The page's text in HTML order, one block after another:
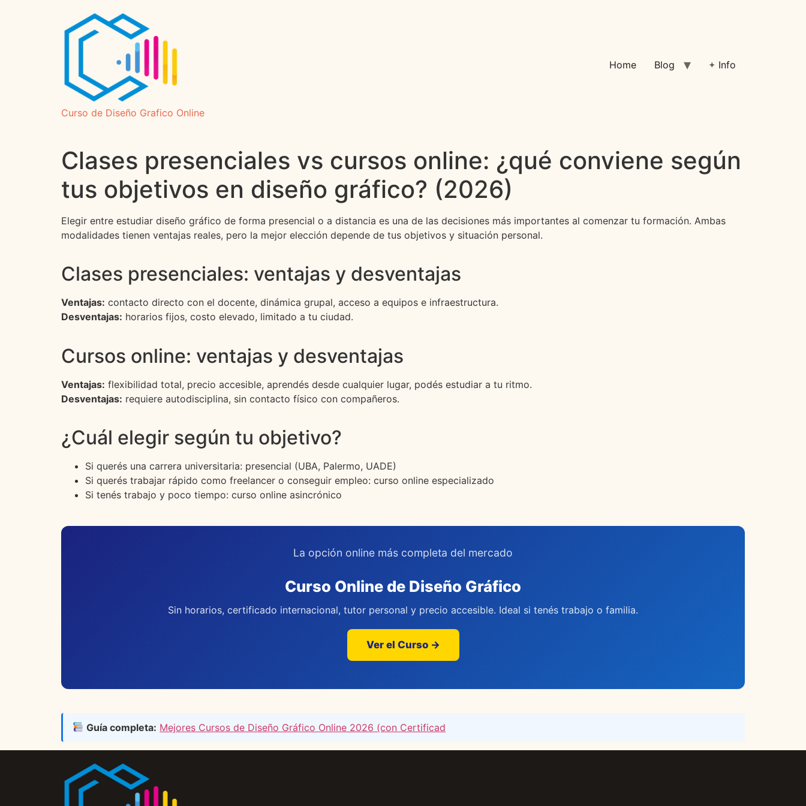
Curso de Diseño Grafico Online
Home Blog + Info
Clases presenciales vs cursos online: ¿qué conviene según
tus objetivos en diseño gráfico? (2026)
Elegir entre estudiar diseño gráfico de forma presencial o a distancia es una de las decisiones más importantes al comenzar tu formación. Ambas
modalidades tienen ventajas reales, pero la mejor elección depende de tus objetivos y situación personal.
Clases presenciales: ventajas y desventajas
Ventajas: contacto directo con el docente, dinámica grupal, acceso a equipos e infraestructura.
Desventajas: horarios fijos, costo elevado, limitado a tu ciudad.
Cursos online: ventajas y desventajas
Ventajas: flexibilidad total, precio accesible, aprendés desde cualquier lugar, podés estudiar a tu ritmo.
Desventajas: requiere autodisciplina, sin contacto físico con compañeros.
¿Cuál elegir según tu objetivo?
Si querés una carrera universitaria: presencial (UBA, Palermo, UADE)
Si querés trabajar rápido como freelancer o conseguir empleo: curso online especializado
Si tenés trabajo y poco tiempo: curso online asincrónico
La opción online más completa del mercado
Curso Online de Diseño Gráfico
Sin horarios, certificado internacional, tutor personal y precio accesible. Ideal si tenés trabajo o familia.
Ver el Curso →
Guía completa: Mejores Cursos de Diseño Gráfico Online 2026 (con Certificad